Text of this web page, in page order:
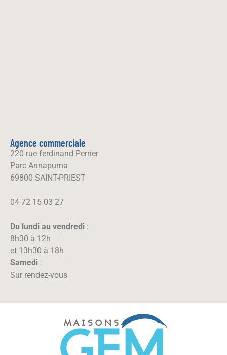
Agence commerciale
220 rue ferdinand Perrier
Parc Annapurna
69800 SAINT-PRIEST
04 72 15 03 27
Du lundi au vendredi :
8h30 à 12h
et 13h30 à 18h
Samedi :
Sur rendez-vous